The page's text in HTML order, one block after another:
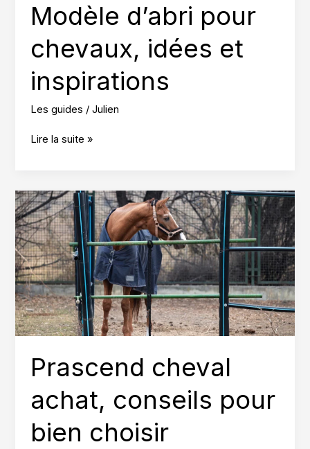
Modèle d’abri pour
chevaux, idées et
inspirations
Les guides /Julien
Modèle
idées
et
inspirations
Lire la suite »
Prascend cheval
achat, conseils pour
bien choisir